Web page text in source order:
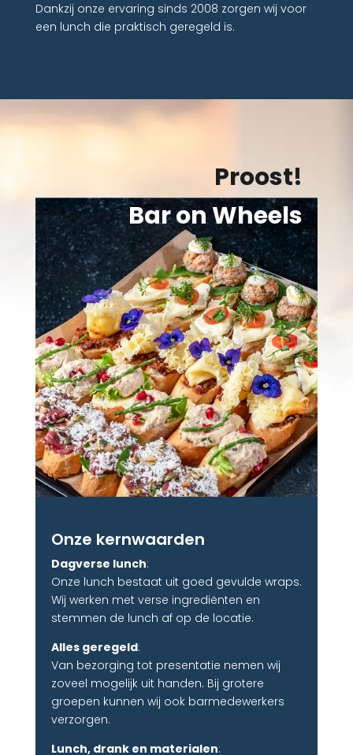
Dankzij onze ervaring sinds 2008 zorgen wij voor
een lunch die praktisch geregeld is.
Proost!
Bar on Wheels
Onze kernwaarden
Dagverse lunch:
Onze lunch bestaat uit goed gevulde wraps.
Wij werken met verse ingrediënten en
stemmen de lunch af op de locatie.
Alles geregeld:
Van bezorging tot presentatie nemen wij
zoveel mogelijk uit handen. Bij grotere
groepen kunnen wij ook barmedewerkers
verzorgen.
Lunch, drank en materialen: